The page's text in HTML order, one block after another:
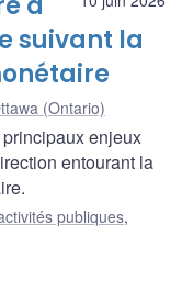
suivant la
(Ontario)
enjeux
entourant la
publiques,